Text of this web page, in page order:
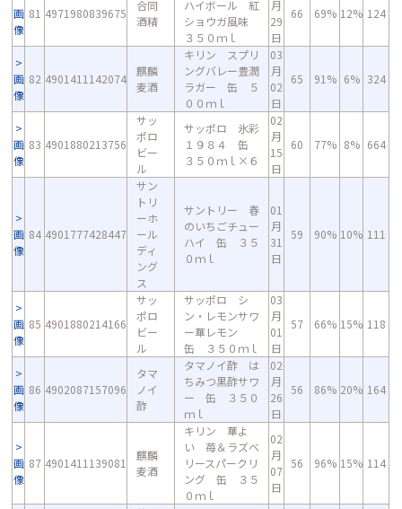
画
像
81 4971980839675
合同
酒精
ハイボール 紅
ショウガ風味
３５０ｍｌ
月
29
日
66 69% 12% 124
画
像
82 4901411142074
麒麟
麦酒
キリン スプリ
ングバレー豊潤
ラガー 缶 ５
００ｍｌ
03
月
02
日
65 91% 6% 324
画
像
83 4901880213756
サッ
ポロ
ビー
ル
サッポロ 氷彩
１９８４ 缶
３５０ｍｌ×６
02
月
15
日
60 77% 8% 664
画
像
84 4901777428447
サン
トリ
ーホ
ール
ディ
ング
ス
サントリー 春
のいちごチュー
ハイ 缶 ３５
０ｍｌ
01
月
31
日
59 90% 10% 111
画
像
85 4901880214166
サッ
ポロ
ビー
ル
サッポロ シ
ン・レモンサワ
ー華レモン
缶 ３５０ｍｌ
03
月
01
日
57 66% 15% 118
画
像
86 4902087157096
タマ
ノイ
酢
タマノイ酢 は
ちみつ黒酢サワ
ー 缶 ３５０
ｍｌ
02
月
26
日
56 86% 20% 164
画
像
87 4901411139081
麒麟
麦酒
キリン 華よ
い 苺＆ラズベ
リースパークリ
ング 缶 ３５
０ｍｌ
02
月
07
日
56 96% 15% 114